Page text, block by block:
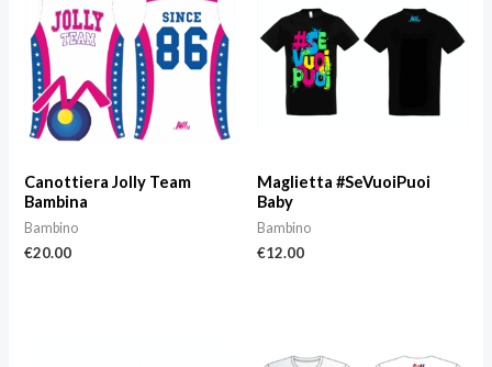
Canottiera Jolly Team
Bambina
Bambino
€20.00
Maglietta #SeVuoiPuoi
Baby
Bambino
€12.00